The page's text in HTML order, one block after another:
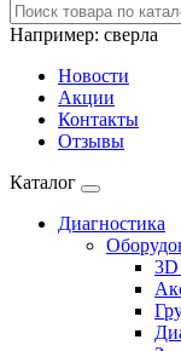
Например: сверла
Новости
Акции
Контакты
Отзывы
Каталог
Диагностика